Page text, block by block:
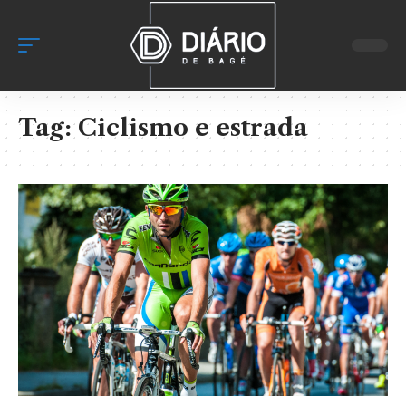
Tag:Ciclismo e estrada